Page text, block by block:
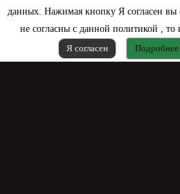
данных. Нажимая кнопку Я согласен вы
не согласны с данной политикой , то
Я согласен